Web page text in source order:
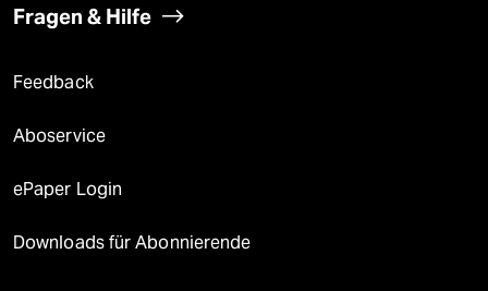
Fragen & Hilfe
Feedback
Aboservice
ePaper Login
Downloads für Abonnierende